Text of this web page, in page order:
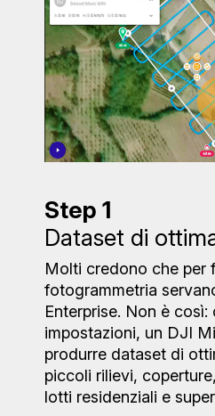
Step 1
Dataset di
Molti credono che per
fotogrammetria
Enterprise. Non è
impostazioni, un DJI
produrre dataset di
piccoli rilievi,
lotti residenziali e